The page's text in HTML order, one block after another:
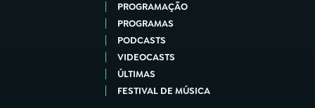
PROGRAMAÇÃO
PROGRAMAS
PODCASTS
VIDEOCASTS
ÚLTIMAS
FESTIVAL DE MÚSICA